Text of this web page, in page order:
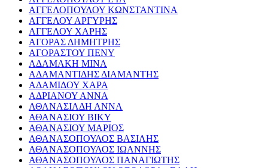
ΑΓΓΕΛΟΠΟΥΛΟΥ ΚΩΝΣΤΑΝΤΙΝΑ
ΑΓΓΕΛΟΥ ΑΡΓΥΡΗΣ
ΑΓΓΕΛΟΥ ΧΑΡΗΣ
ΑΓΟΡΑΣ ΔΗΜΗΤΡΗΣ
ΑΓΟΡΑΣΤΟΥ ΠΕΝΥ
ΑΔΑΜΑΚΗ ΜΙΝΑ
ΑΔΑΜΑΝΤΙΔΗΣ ΔΙΑΜΑΝΤΗΣ
ΑΔΑΜΙΔΟΥ ΧΑΡΑ
ΑΔΡΙΑΝΟΥ ΑΝΝΑ
ΑΘΑΝΑΣΙΑΔΗ ΑΝΝΑ
ΑΘΑΝΑΣΙΟΥ ΒΙΚΥ
ΑΘΑΝΑΣΙΟΥ ΜΑΡΙΟΣ
ΑΘΑΝΑΣΟΠΟΥΛΟΣ ΒΑΣΙΛΗΣ
ΑΘΑΝΑΣΟΠΟΥΛΟΣ ΙΩΑΝΝΗΣ
ΑΘΑΝΑΣΟΠΟΥΛΟΣ ΠΑΝΑΓΙΩΤΗΣ